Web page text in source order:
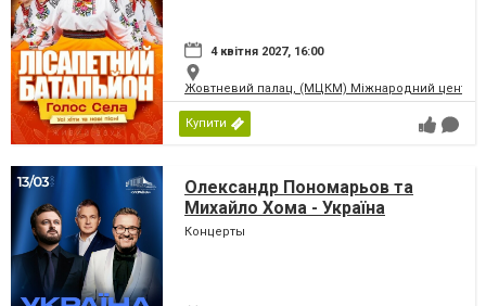
4 квітня 2027, 16:00
Жовтневий палац, (МЦКМ) Міжнародний центр
Купити
Олександр Пономарьов та
Михайло Хома - Україна
Переможе!
Концерты